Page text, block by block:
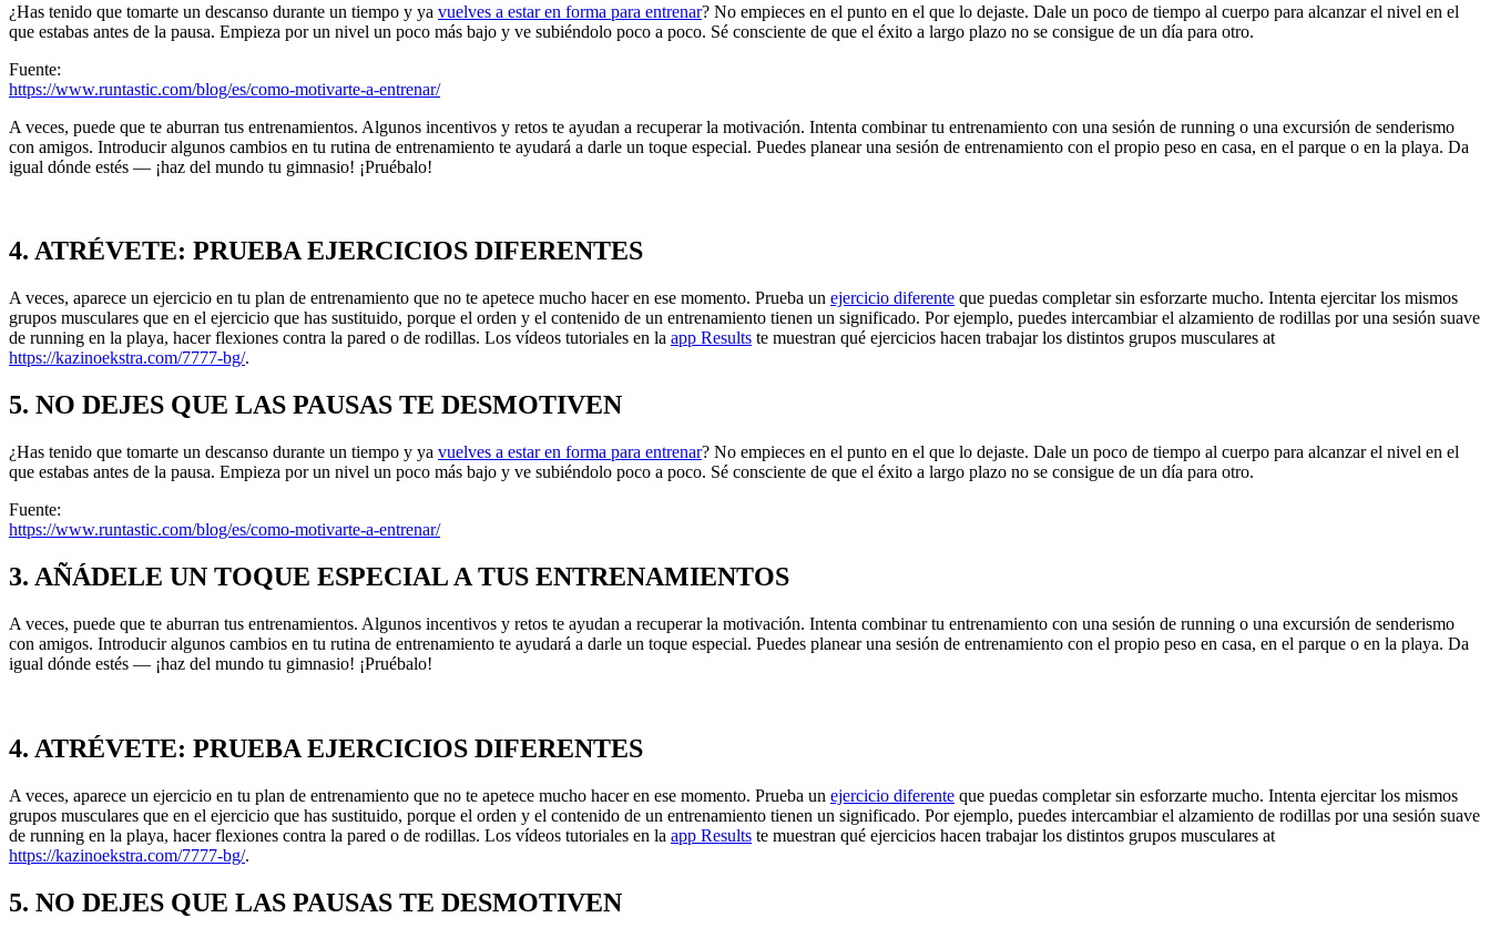
¿Has tenido que tomarte un descanso durante un tiempo y ya vuelves a estar en forma para entrenar? No empieces en el punto en el que lo dejaste. Dale un poco de tiempo al cuerpo para alcanzar el nivel en el
que estabas antes de la pausa. Empieza por un nivel un poco más bajo y ve subiéndolo poco a poco. Sé consciente de que el éxito a largo plazo no se consigue de un día para otro.
Fuente:
https://www.runtastic.com/blog/es/como-motivarte-a-entrenar/
A veces, puede que te aburran tus entrenamientos. Algunos incentivos y retos te ayudan a recuperar la motivación. Intenta combinar tu entrenamiento con una sesión de running o una excursión de senderismo
con amigos. Introducir algunos cambios en tu rutina de entrenamiento te ayudará a darle un toque especial. Puedes planear una sesión de entrenamiento con el propio peso en casa, en el parque o en la playa. Da
igual dónde estés — ¡haz del mundo tu gimnasio! ¡Pruébalo!
4. ATRÉVETE: PRUEBA EJERCICIOS DIFERENTES
A veces, aparece un ejercicio en tu plan de entrenamiento que no te apetece mucho hacer en ese momento. Prueba un ejercicio diferente que puedas completar sin esforzarte mucho. Intenta ejercitar los mismos
grupos musculares que en el ejercicio que has sustituido, porque el orden y el contenido de un entrenamiento tienen un significado. Por ejemplo, puedes intercambiar el alzamiento de rodillas por una sesión suave
de running en la playa, hacer flexiones contra la pared o de rodillas. Los vídeos tutoriales en la app Results te muestran qué ejercicios hacen trabajar los distintos grupos musculares at
https://kazinoekstra.com/7777-bg/.
5. NO DEJES QUE LAS PAUSAS TE DESMOTIVEN
¿Has tenido que tomarte un descanso durante un tiempo y ya vuelves a estar en forma para entrenar? No empieces en el punto en el que lo dejaste. Dale un poco de tiempo al cuerpo para alcanzar el nivel en el
que estabas antes de la pausa. Empieza por un nivel un poco más bajo y ve subiéndolo poco a poco. Sé consciente de que el éxito a largo plazo no se consigue de un día para otro.
Fuente:
https://www.runtastic.com/blog/es/como-motivarte-a-entrenar/
3. AÑÁDELE UN TOQUE ESPECIAL A TUS ENTRENAMIENTOS
A veces, puede que te aburran tus entrenamientos. Algunos incentivos y retos te ayudan a recuperar la motivación. Intenta combinar tu entrenamiento con una sesión de running o una excursión de senderismo
con amigos. Introducir algunos cambios en tu rutina de entrenamiento te ayudará a darle un toque especial. Puedes planear una sesión de entrenamiento con el propio peso en casa, en el parque o en la playa. Da
igual dónde estés — ¡haz del mundo tu gimnasio! ¡Pruébalo!
4. ATRÉVETE: PRUEBA EJERCICIOS DIFERENTES
A veces, aparece un ejercicio en tu plan de entrenamiento que no te apetece mucho hacer en ese momento. Prueba un ejercicio diferente que puedas completar sin esforzarte mucho. Intenta ejercitar los mismos
grupos musculares que en el ejercicio que has sustituido, porque el orden y el contenido de un entrenamiento tienen un significado. Por ejemplo, puedes intercambiar el alzamiento de rodillas por una sesión suave
de running en la playa, hacer flexiones contra la pared o de rodillas. Los vídeos tutoriales en la app Results te muestran qué ejercicios hacen trabajar los distintos grupos musculares at
https://kazinoekstra.com/7777-bg/.
5. NO DEJES QUE LAS PAUSAS TE DESMOTIVEN